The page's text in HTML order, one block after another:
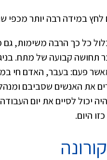
לחץ במידה רבה יותר מכפי
כל כך הרבה משימות,
תחושה קבועה של מתח.
פעם: בעבר, האדם חי
את האנשים שסביבם
לסיים את יום העבודה
היום.